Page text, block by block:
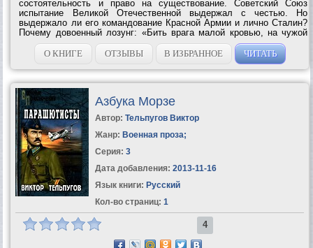
состоятельность и право на существование. Советский Союз
испытание Великой Отечественной выдержал с честью. Но
выдержало ли его командование Красной Армии и лично Сталин?
Почему довоенный лозунг: «Бить врага малой кровью, на чужой
территории», был вывернут наизнанку – с точностью до наоборот?
С кого спросить за...
О КНИГЕ ОТЗЫВЫ В ИЗБРАННОЕ ЧИТАТЬ
Азбука Морзе
Автор: Тельпугов Виктор
Жанр: Военная проза;
Серия: 3
Дата добавления: 2013-11-16
Язык книги: Русский
Кол-во страниц: 1
4